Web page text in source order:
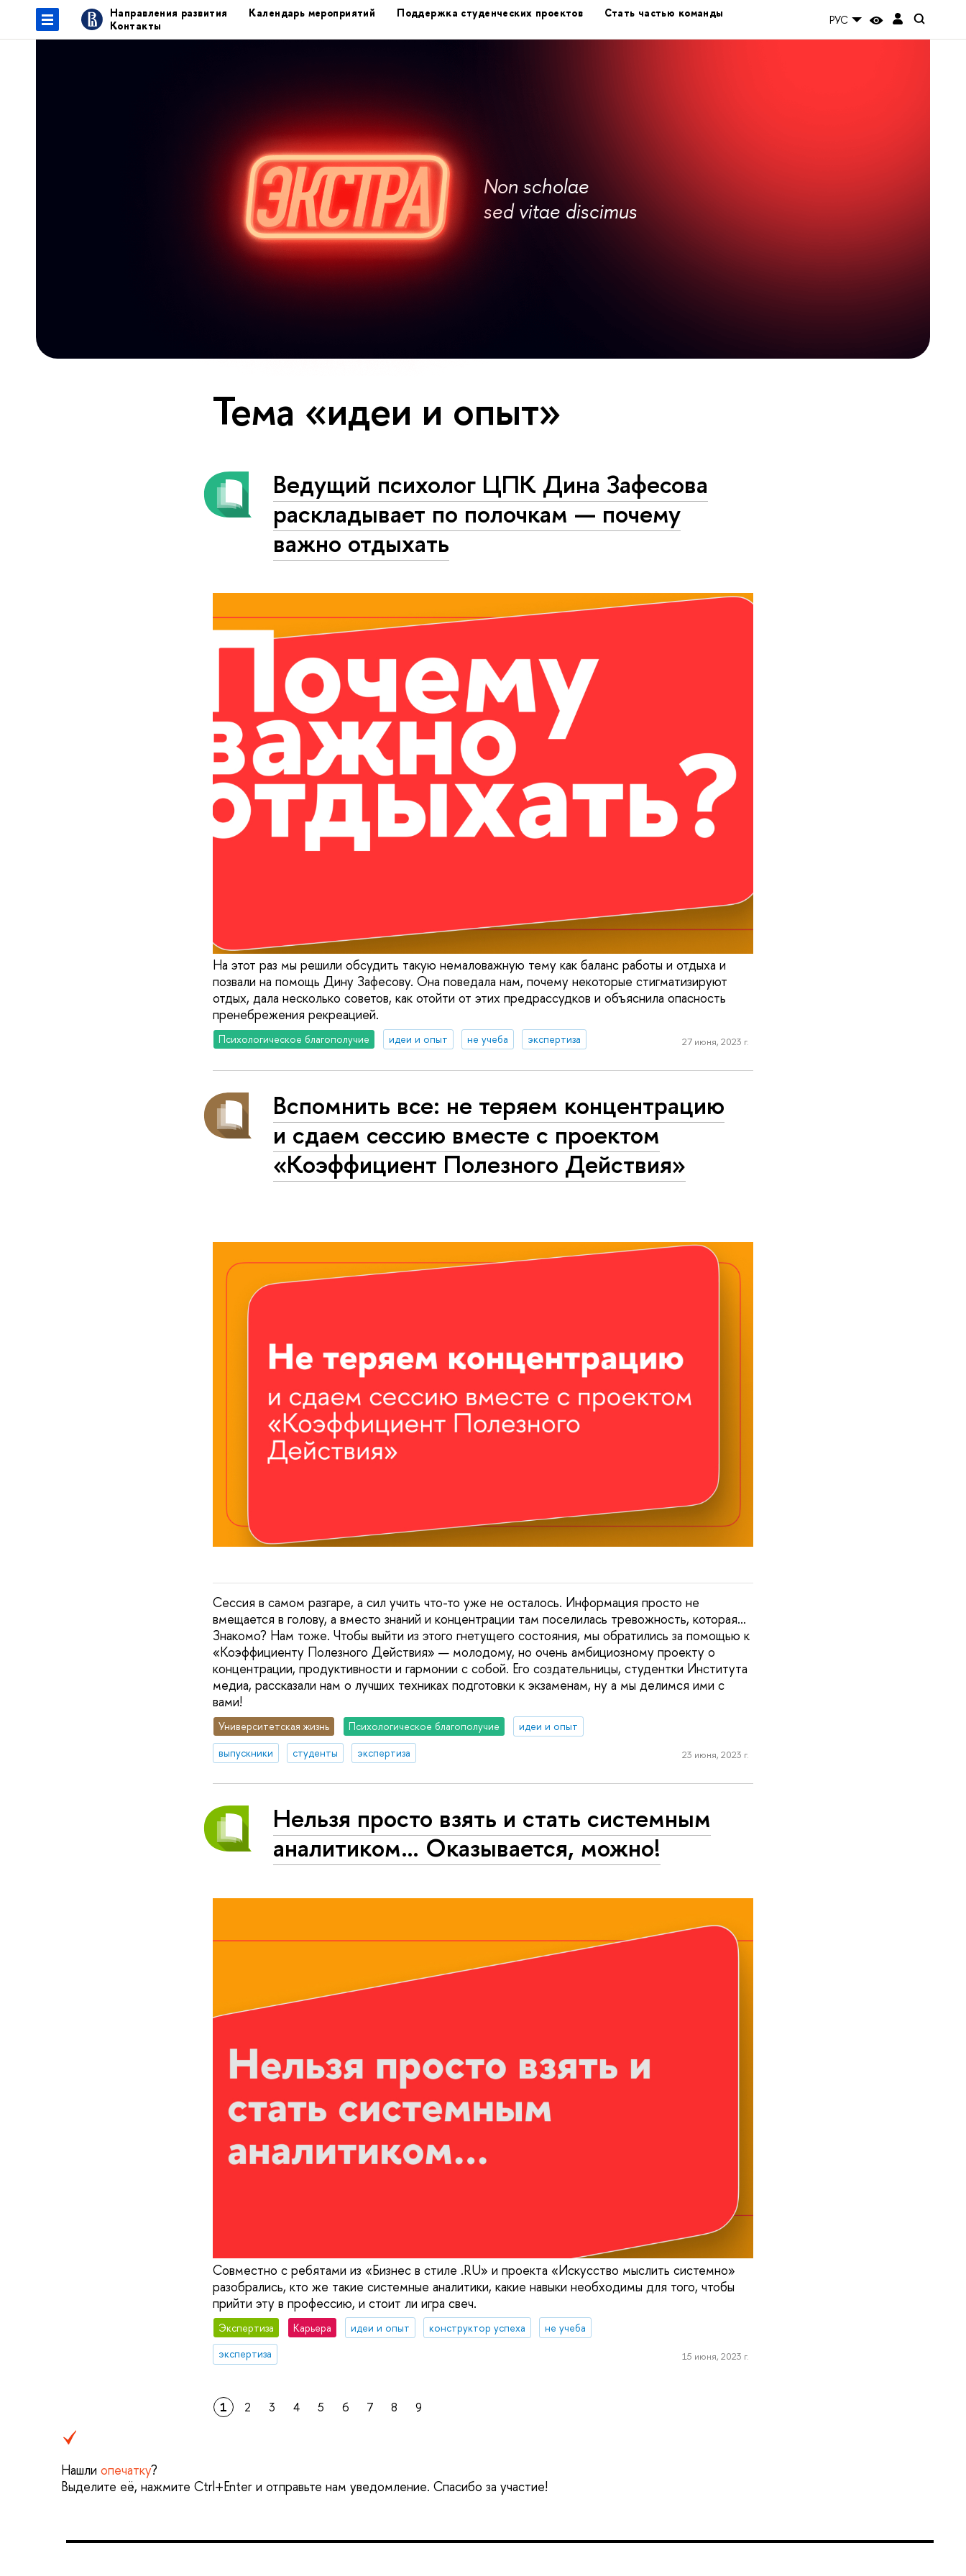
Направления развития Календарь мероприятий Поддержка студенческих проектов
Стать частью команды
Контакты
РУС
Non scholae
sed vitae discimus
Тема «идеи и опыт»
Ведущий психолог ЦПК Дина Зафесова
раскладывает по полочкам — почему
важно отдыхать
На этот раз мы решили обсудить такую немаловажную тему как баланс работы и отдыха и
позвали на помощь Дину Зафесову. Она поведала нам, почему некоторые стигматизируют
отдых, дала несколько советов, как отойти от этих предрассудков и объяснила опасность
пренебрежения рекреацией.
Психологическое благополучие идеи и опыт не учеба экспертиза 27 июня, 2023 г.
Вспомнить все: не теряем концентрацию
и сдаем сессию вместе с проектом
«Коэффициент Полезного Действия»
Сессия в самом разгаре, а сил учить что-то уже не осталось. Информация просто не
вмещается в голову, а вместо знаний и концентрации там поселилась тревожность, которая…
Знакомо? Нам тоже. Чтобы выйти из этого гнетущего состояния, мы обратились за помощью к
«Коэффициенту Полезного Действия» — молодому, но очень амбициозному проекту о
концентрации, продуктивности и гармонии с собой. Его создательницы, студентки Института
медиа, рассказали нам о лучших техниках подготовки к экзаменам, ну а мы делимся ими с
вами!
Университетская жизнь Психологическое благополучие
идеи и опыт
выпускники
студенты экспертиза 23 июня, 2023 г.
Нельзя просто взять и стать системным
аналитиком… Оказывается, можно!
Совместно с ребятами из «Бизнес в стиле .RU» и проекта «Искусство мыслить системно»
разобрались, кто же такие системные аналитики, какие навыки необходимы для того, чтобы
прийти эту в профессию, и стоит ли игра свеч.
Экспертиза Карьера идеи и опыт конструктор успеха
не учеба
экспертиза
15 июня, 2023 г.
1 2 3 4 5 6 7 8 9
Нашли опечатку?
Выделите её, нажмите Ctrl+Enter и отправьте нам уведомление. Спасибо за участие!